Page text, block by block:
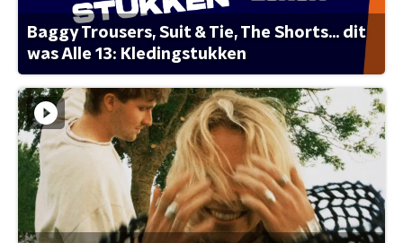
Baggy Trousers, Suit & Tie, The Shorts... dit
was Alle 13: Kledingstukken